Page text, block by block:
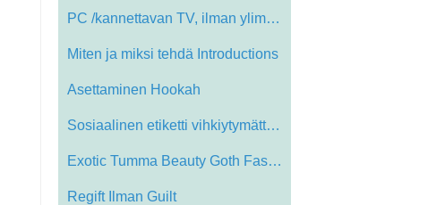
PC /kannettavan TV, ilman ylimääräisi…
Miten ja miksi tehdä Introductions
Asettaminen Hookah
Sosiaalinen etiketti vihkiytymättömill…
Exotic Tumma Beauty Goth Fashion
Regift Ilman Guilt